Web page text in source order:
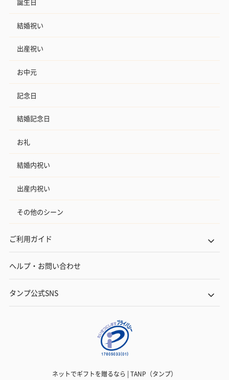
結婚祝い
出産祝い
お中元
記念日
結婚記念日
お礼
結婚内祝い
出産内祝い
その他のシーン
ご利用ガイド
ヘルプ・お問い合わせ
タンプ公式SNS
ネットでギフトを贈るなら | TANP（タンプ）